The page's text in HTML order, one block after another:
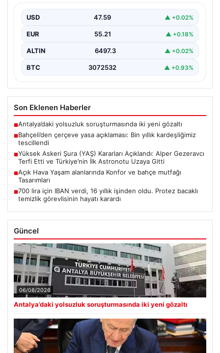
Türkiye’nin savunma ve askerî yapısında önemli dönüm
…
USD 47.59 ▲ +0.02%
EUR 55.21 ▲ +0.18%
ALTIN 6497.3 ▲ +0.02%
BTC 3072532 ▲ +0.93%
Son Eklenen Haberler
■Antalya’daki yolsuzluk soruşturmasında iki yeni gözaltı
■Bahçeli’den çerçeve yasa açıklaması: Bin yıllık kardeşliğimiz
tescillendi
■Yüksek Askeri Şura (YAŞ) Kararları Açıklandı: Alper Gezeravcı
Terfi Etti ve Türkiye’nin İlk Astronotu Uzaya Gitti
■Açık Hava Yaşam alanlarında Konfor ve bahçe mutfağı
Tasarımları
■700 lira için IBAN verdi, 16 yıllık işinden oldu. Protez bacaklı
temizlik görevlisinin hayatı karardı
Güncel
06/08/2026
Antalya’daki yolsuzluk soruşturmasında iki yeni gözaltı